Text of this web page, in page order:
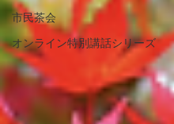
市民茶会
オンライン特別講話シリーズ